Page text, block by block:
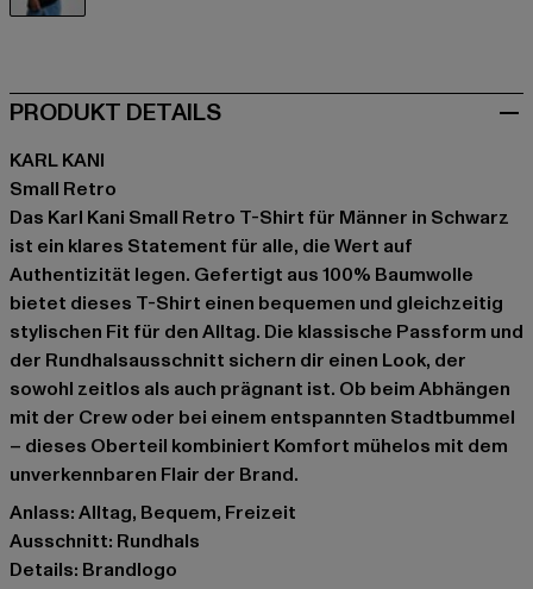
PRODUKT DETAILS
KARL KANI
Small Retro
Das Karl Kani Small Retro T-Shirt für Männer in Schwarz
ist ein klares Statement für alle, die Wert auf
Authentizität legen. Gefertigt aus 100% Baumwolle
bietet dieses T-Shirt einen bequemen und gleichzeitig
stylischen Fit für den Alltag. Die klassische Passform und
der Rundhalsausschnitt sichern dir einen Look, der
sowohl zeitlos als auch prägnant ist. Ob beim Abhängen
mit der Crew oder bei einem entspannten Stadtbummel
– dieses Oberteil kombiniert Komfort mühelos mit dem
unverkennbaren Flair der Brand.
Anlass: Alltag, Bequem, Freizeit
Ausschnitt: Rundhals
Details: Brandlogo